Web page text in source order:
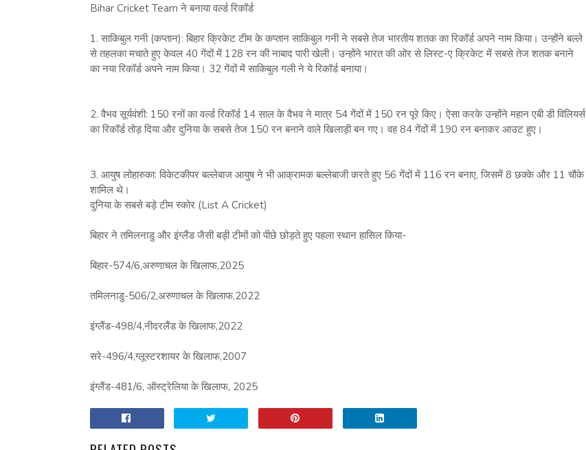
Bihar Cricket Team ने बनाया वर्ल्ड रिकॉर्ड
1. साकिबुल गनी (कप्तान): बिहार क्रिकेट टीम के कप्तान साकिबुल गनी ने सबसे तेज भारतीय शतक का रिकॉर्ड अपने नाम किया। उन्होंने बल्ले
से तहलका मचाते हुए केवल 40 गेंदों में 128 रन की नाबाद पारी खेली। उन्होंने भारत की ओर से लिस्ट-ए क्रिकेट में सबसे तेज शतक बनाने
का नया रिकॉर्ड अपने नाम किया। 32 गेंदों में साकिबुल गली ने ये रिकॉर्ड बनाया।
2. वैभव सूर्यवंशी: 150 रनों का वर्ल्ड रिकॉर्ड 14 साल के वैभव ने मात्र 54 गेंदों में 150 रन पूरे किए। ऐसा करके उन्होंने महान एबी डी विलियर्स
का रिकॉर्ड तोड़ दिया और दुनिया के सबसे तेज 150 रन बनाने वाले खिलाड़ी बन गए। वह 84 गेंदों में 190 रन बनाकर आउट हुए।
3. आयुष लोहारुका: विकेटकीपर बल्लेबाज आयुष ने भी आक्रामक बल्लेबाजी करते हुए 56 गेंदों में 116 रन बनाए, जिसमें 8 छक्के और 11 चौके
शामिल थे।
दुनिया के सबसे बड़े टीम स्कोर (List A Cricket)
बिहार ने तमिलनाडु और इंग्लैंड जैसी बड़ी टीमों को पीछे छोड़ते हुए पहला स्थान हासिल किया-
बिहार-574/6,अरुणाचल के खिलाफ,2025
तमिलनाडु-506/2,अरुणाचल के खिलाफ,2022
इंग्लैंड-498/4,नीदरलैंड के खिलाफ,2022
सरे-496/4,ग्लूस्टरशायर के खिलाफ,2007
इंग्लैंड-481/6, ऑस्ट्रेलिया के खिलाफ, 2025